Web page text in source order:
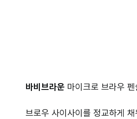
바비브라운 마이크로 브라우
브로우 사이사이를 정교하게 채